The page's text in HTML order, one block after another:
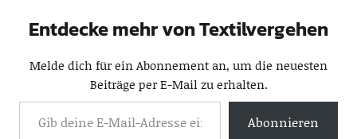
Entdecke mehr von Textilvergehen
Melde dich für ein Abonnement an, um die neuesten
Beiträge per E-Mail zu erhalten.
Abonnieren